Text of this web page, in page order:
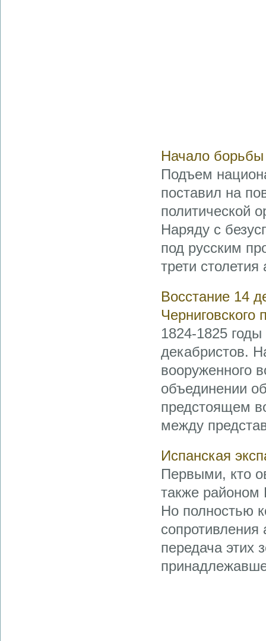
Начало борьбы
Подъем
поставил на
политической
Наряду с
под русским
трети
Восстание 14
Черниговского
1824-1825
декабристов.
вооруженного
объединении
предстоящем
между
Испанская
Первыми, кто
также районом
Но полностью
передача этих